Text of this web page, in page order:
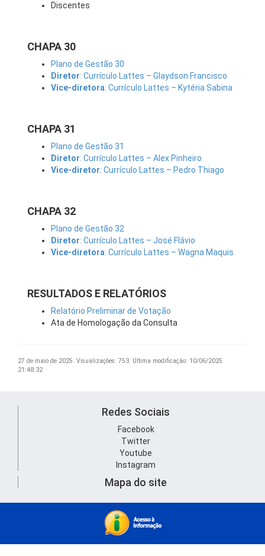
Discentes
CHAPA 30
Plano de Gestão 30
Diretor: Currículo Lattes – Glaydson Francisco
Vice-diretora: Currículo Lattes – Kytéria Sabina
CHAPA 31
Plano de Gestão 31
Diretor: Currículo Lattes – Alex Pinheiro
Vice-diretor: Currículo Lattes – Pedro Thiago
CHAPA 32
Plano de Gestão 32
Diretor: Currículo Lattes – José Flávio
Vice-diretora: Currículo Lattes – Wagna Maquis
RESULTADOS E RELATÓRIOS
Relatório Preliminar de Votação
Ata de Homologação da Consulta
27 de maio de 2025. Visualizações: 753. Última modificação: 10/06/2025
21:48:32
Redes Sociais
Facebook
Twitter
Youtube
Instagram
Mapa do site